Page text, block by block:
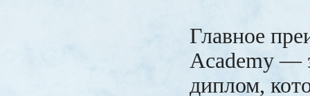
Главное
Academy —
диплом,